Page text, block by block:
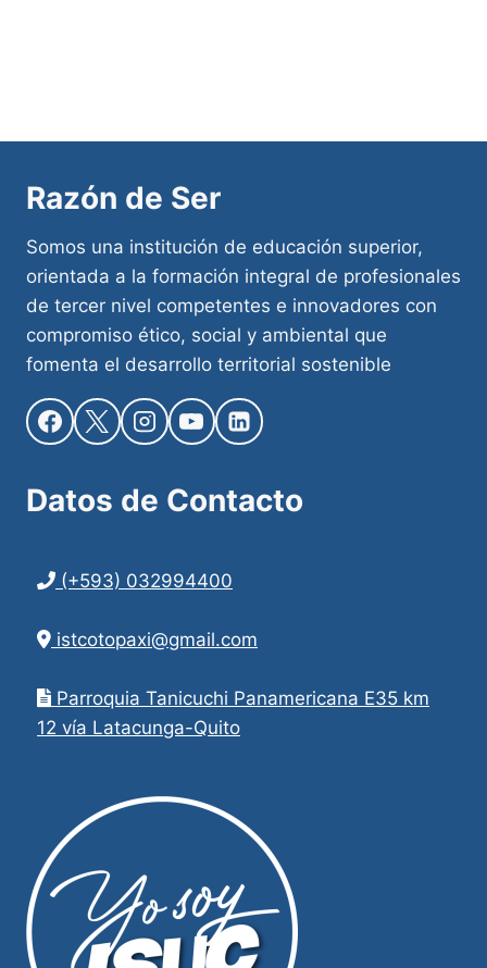
Razón de Ser
Somos una institución de educación superior,
orientada a la formación integral de profesionales
de tercer nivel competentes e innovadores con
compromiso ético, social y ambiental que
fomenta el desarrollo territorial sostenible
Datos de Contacto
(+593) 032994400
istcotopaxi@gmail.com
Parroquia Tanicuchi Panamericana E35 km
12 vía Latacunga-Quito